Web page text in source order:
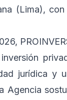
(Lima),
jurídica y
Agencia